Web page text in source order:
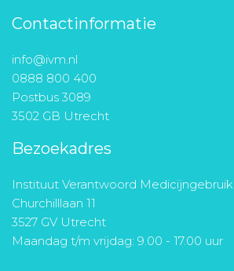
Contactinformatie
info@ivm.nl
0888 800 400
Postbus 3089
3502 GB Utrecht
Bezoekadres
Instituut Verantwoord Medicijngebruik
Churchilllaan 11
3527 GV Utrecht
Maandag t/m vrijdag: 9.00 - 17.00 uur